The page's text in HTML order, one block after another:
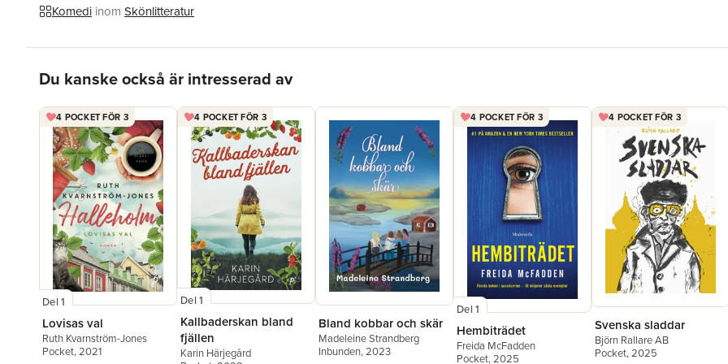
väldigt
"Jag är
mot
idag.
man
- Martin
"Älskar
har du
- Mia
"En
börjat
Komedi inom Skönlitteratur
Du kanske också är intresserad av
4 POCKET FÖR 3
Del 1
Lovisas val
Ruth Kvarnström-Jones
Pocket, 2021
4 POCKET FÖR 3
Del 1
Kallbaderskan bland
fjällen
Karin Härjegård
Bland kobbar och skär
Madeleine Strandberg
Inbunden, 2023
4 POCKET FÖR 3
Del 1
Hembiträdet
Freida McFadden
Pocket, 2025
4 POCKET FÖR 3
Svenska sladdar
Björn Rallare AB
Pocket, 2025